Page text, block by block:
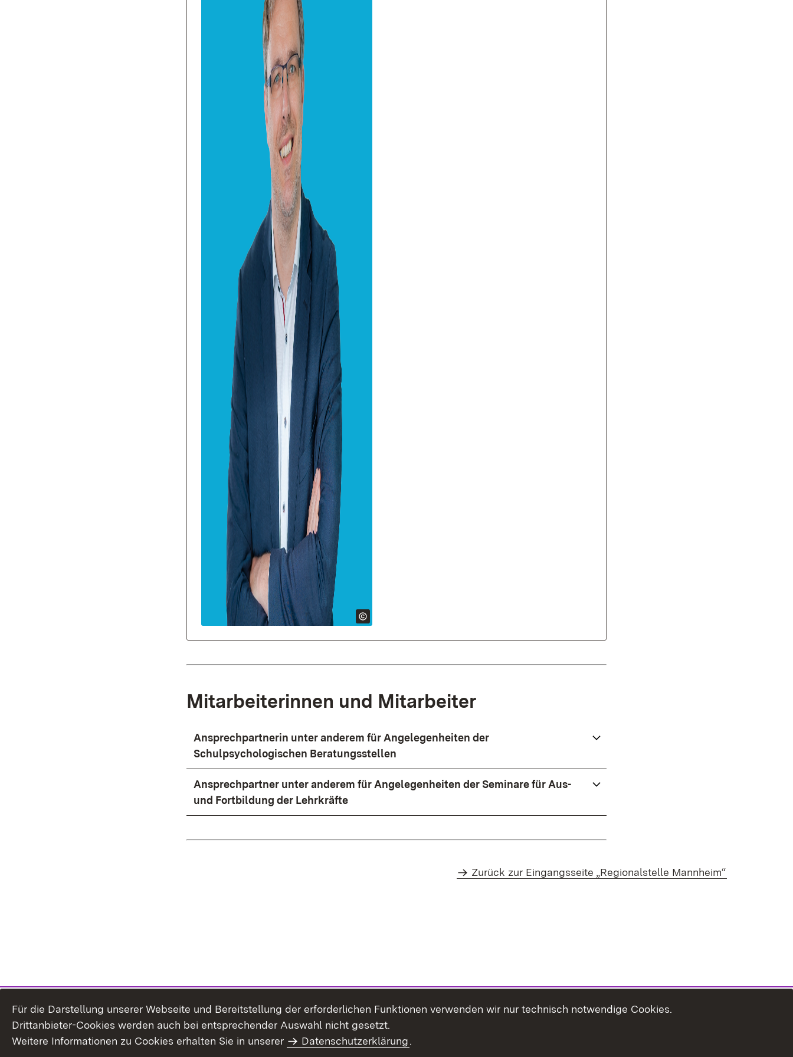
Mitarbeiterinnen und Mitarbeiter
Ansprechpartnerin unter anderem für Angelegenheiten der
Schulpsychologischen Beratungsstellen
Ansprechpartner unter anderem für Angelegenheiten der Seminare für Aus-
und Fortbildung der Lehrkräfte
Zurück zur Eingangsseite „Regionalstelle Mannheim“
Für die Darstellung unserer Webseite und Bereitstellung der erforderlichen Funktionen verwenden wir nur technisch notwendige Cookies.
Drittanbieter-Cookies werden auch bei entsprechender Auswahl nicht gesetzt.
Weitere Informationen zu Cookies erhalten Sie in unserer
Datenschutzerklärung.